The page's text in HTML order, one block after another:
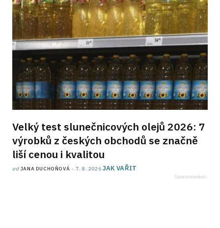
Velký test slunečnicových olejů 2026: 7
výrobků z českých obchodů se značně
liší cenou i kvalitou
od JANA DUCHOŇOVÁ 7. 8. 2026 JAK VAŘIT